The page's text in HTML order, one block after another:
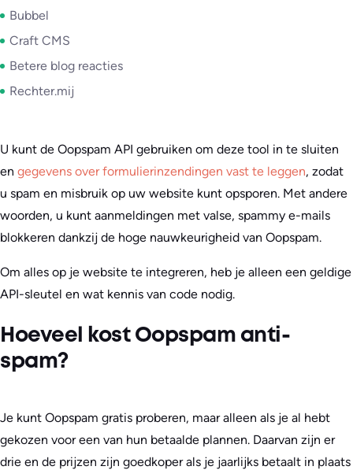
Bubbel
Craft CMS
Betere blog reacties
Rechter.mij
U kunt de Oopspam API gebruiken om deze tool in te sluiten
en gegevens over formulierinzendingen vast te leggen, zodat
u spam en misbruik op uw website kunt opsporen. Met andere
woorden, u kunt aanmeldingen met valse, spammy e-mails
blokkeren dankzij de hoge nauwkeurigheid van Oopspam.
Om alles op je website te integreren, heb je alleen een geldige
API-sleutel en wat kennis van code nodig.
Hoeveel kost Oopspam anti-
spam?
Je kunt Oopspam gratis proberen, maar alleen als je al hebt
gekozen voor een van hun betaalde plannen. Daarvan zijn er
drie en de prijzen zijn goedkoper als je jaarlijks betaalt in plaats